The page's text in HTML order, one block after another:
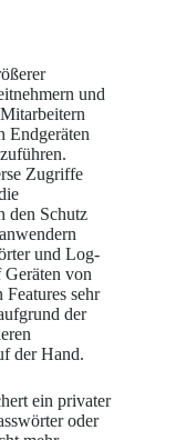
und
Endgeräten
Zugriffe
den Schutz
und Log-
von
sehr
der
der Hand.
ein privater
oder